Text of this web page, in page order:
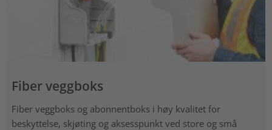
Fiber veggboks
Fiber veggboks og abonnentboks i høy kvalitet for
beskyttelse, skjøting og aksesspunkt ved store og små